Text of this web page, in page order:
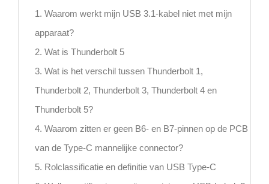
1. Waarom werkt mijn USB 3.1-kabel niet met mijn
apparaat?
2. Wat is Thunderbolt 5
3. Wat is het verschil tussen Thunderbolt 1,
Thunderbolt 2, Thunderbolt 3, Thunderbolt 4 en
Thunderbolt 5?
4. Waarom zitten er geen B6- en B7-pinnen op de PCB
van de Type-C mannelijke connector?
5. Rolclassificatie en definitie van USB Type-C